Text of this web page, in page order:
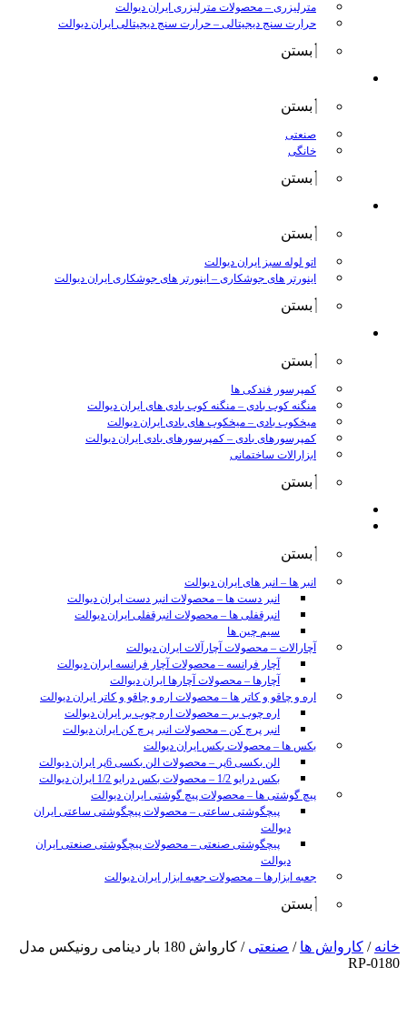
مترلیزری – محصولات مترلیزری ایران دیوالت
حرارت سنج دیجیتالی – حرارت سنج دیجیتالی ایران دیوالت
بستن
بستن
صنعتی
خانگی
بستن
بستن
اتو لوله سبز ایران دیوالت
اینورتر های جوشکاری – اینورتر های جوشکاری ایران دیوالت
بستن
بستن
کمپرسور فندکی ها
منگنه کوب بادی – منگنه کوب بادی های ایران دیوالت
میخکوب بادی – میخکوب های بادی ایران دیوالت
کمپرسورهای بادی – کمپرسورهای بادی ایران دیوالت
ابزارالات ساختمانی
بستن
بستن
انبر ها – انبر های ایران دیوالت
انبر دست ها – محصولات انبر دست ایران دیوالت
انبرقفلی ها – محصولات انبرقفلی ایران دیوالت
سیم چین ها
آچارالات – محصولات آچارآلات ایران دیوالت
آچار فرانسه – محصولات آچار فرانسه ایران دیوالت
آچارها – محصولات آچارها ایران دیوالت
اره و چاقو و کاتر ها – محصولات اره و چاقو و کاتر ایران دیوالت
اره چوب بر – محصولات اره چوب بر ایران دیوالت
انبر پرچ کن – محصولات انبر پرچ کن ایران دیوالت
بکس ها – محصولات بکس ایران دیوالت
الن بکسی 6پر
– محصولات الن بکسی 6پر ایران دیوالت
بکس درایو 1/2
– محصولات بکس درایو 1/2 ایران دیوالت
پیچ گوشتی ها – محصولات پیچ گوشتی ایران دیوالت
پیچگوشتی ساعتی – محصولات پیچگوشتی ساعتی ایران
دیوالت
پیچگوشتی صنعتی – محصولات پیچگوشتی صنعتی ایران
دیوالت
جعبه ابزارها – محصولات جعبه ابزار ایران دیوالت
بستن
sunny
leon
خانه / کارواش ها / صنعتی
/ کارواش 180 بار دینامی رونیکس مدل
RP-0180